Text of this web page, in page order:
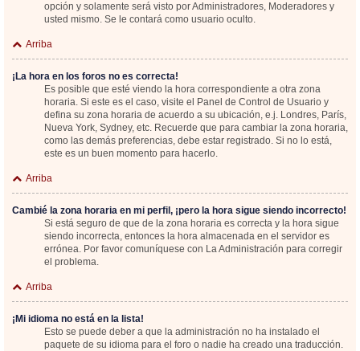
opción y solamente será visto por Administradores, Moderadores y
usted mismo. Se le contará como usuario oculto.
Arriba
¡La hora en los foros no es correcta!
Es posible que esté viendo la hora correspondiente a otra zona
horaria. Si este es el caso, visite el Panel de Control de Usuario y
defina su zona horaria de acuerdo a su ubicación, e.j. Londres, París,
Nueva York, Sydney, etc. Recuerde que para cambiar la zona horaria,
como las demás preferencias, debe estar registrado. Si no lo está,
este es un buen momento para hacerlo.
Arriba
Cambié la zona horaria en mi perfil, ¡pero la hora sigue siendo incorrecto!
Si está seguro de que de la zona horaria es correcta y la hora sigue
siendo incorrecta, entonces la hora almacenada en el servidor es
errónea. Por favor comuníquese con La Administración para corregir
el problema.
Arriba
¡Mi idioma no está en la lista!
Esto se puede deber a que la administración no ha instalado el
paquete de su idioma para el foro o nadie ha creado una traducción.